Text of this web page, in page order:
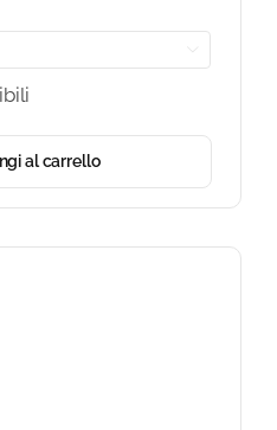
al carrello